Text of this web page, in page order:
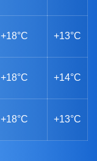
+18°C +13°C
+18°C +14°C
+18°C +13°C